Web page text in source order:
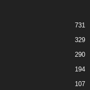
731
329
290
194
107